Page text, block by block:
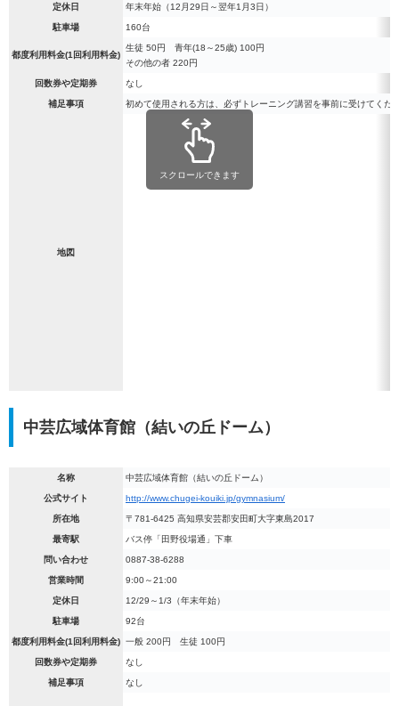
定休日 年末年始（12月29日～翌年1月3日）
駐車場 160台
都度利用料金(1回利用料金)
生徒 50円 青年(18～25歳) 100円
その他の者 220円
回数券や定期券 なし
補足事項 初めて使用される方は、必ずトレーニング講習を事前に受けてくだ
地図
スクロールできます
中芸広域体育館（結いの丘ドーム）
名称 中芸広域体育館（結いの丘ドーム）
公式サイト http://www.chugei-kouiki.jp/gymnasium/
所在地 〒781-6425 高知県安芸郡安田町大字東島2017
最寄駅 バス停「田野役場通」下車
問い合わせ 0887-38-6288
営業時間 9:00～21:00
定休日 12/29～1/3（年末年始）
駐車場 92台
都度利用料金(1回利用料金) 一般 200円 生徒 100円
回数券や定期券 なし
補足事項 なし